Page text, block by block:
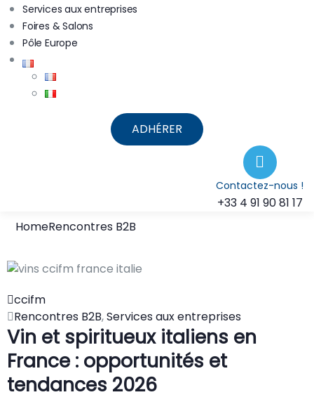
Services aux entreprises
Foires & Salons
Pôle Europe
ADHÉRER
Contactez-nous !
+33 4 91 90 81 17
HomeRencontres B2B
ccifm
Rencontres B2B,Services aux entreprises
Vin et spiritueux italiens en
France : opportunités et
tendances 2026